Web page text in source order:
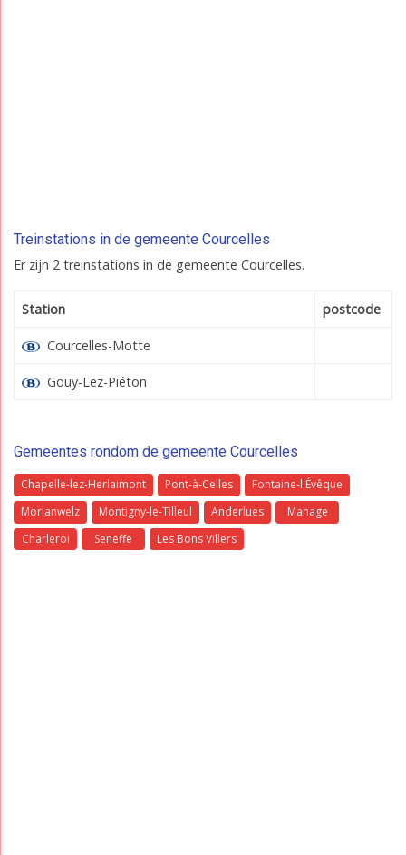
Treinstations in de gemeente Courcelles
Er zijn 2 treinstations in de gemeente Courcelles.
Station postcode
Courcelles-Motte
Gouy-Lez-Piéton
Gemeentes rondom de gemeente Courcelles
Chapelle-lez-Herlaimont Pont-à-Celles
Fontaine-l'Évêque
Morlanwelz
Montigny-le-Tilleul Anderlues
Manage
Charleroi
Seneffe Les Bons Villers